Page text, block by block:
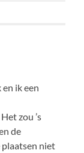
en ik een
zou ’s
de
plaatsen niet